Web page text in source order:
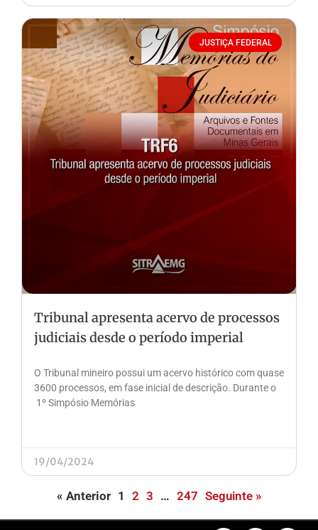
JUSTIÇA FEDERAL
Tribunal apresenta acervo de processos
judiciais desde o período imperial
O Tribunal mineiro possui um acervo histórico com quase
3600 processos, em fase inicial de descrição. Durante o
1º Simpósio Memórias
19/04/2024
« Anterior 1 2 3 … 247 Seguinte »